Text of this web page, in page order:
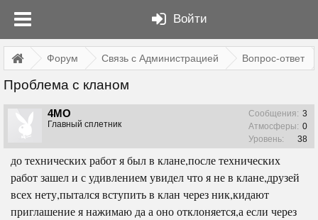
Войти
Форум Связь с Администрацией Вопрос-ответ
Проблема с кланом
4MO
Главный сплетник
Сообщения: 3
Атмосферы: 0
Уровень:
38
до технических работ я был в клане,после технических
работ зашел и с удивлением увидел что я не в клане,друзей
всех нету,пытался вступить в клан через ник,кидают
приглашение я нажимаю да а оно отклоняется,а если через